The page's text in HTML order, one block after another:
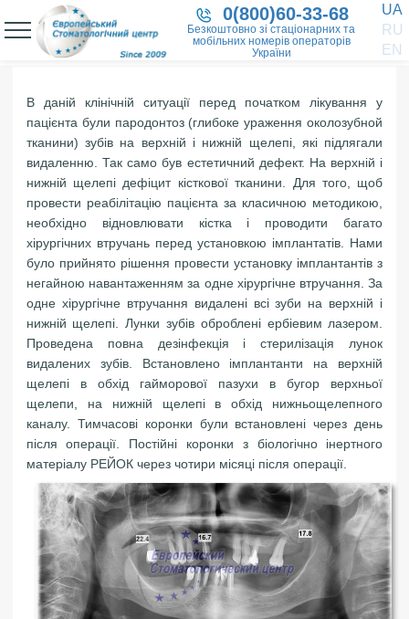
0(800)60-33-68
Безкоштовно зі стаціонарних та
мобільних номерів операторів
України
UA
RU
EN
В даній клінічній ситуації перед початком лікування у
пацієнта були пародонтоз (глибоке ураження околозубной
тканини) зубів на верхній і нижній щелепі, які підлягали
видаленню. Так само був естетичний дефект. На верхній і
нижній щелепі дефіцит кісткової тканини. Для того, щоб
провести реабілітацію пацієнта за класичною методикою,
необхідно відновлювати кістка і проводити багато
хірургічних втручань перед установкою імплантатів. Нами
було прийнято рішення провести установку імплантантів з
негайною навантаженням за одне хірургічне втручання. За
одне хірургічне втручання видалені всі зуби на верхній і
нижній щелепі. Лунки зубів оброблені ербіевим лазером.
Проведена повна дезінфекція і стерилізація лунок
видалених зубів. Встановлено імплантанти на верхній
щелепі в обхід гайморової пазухи в бугор верхньої
щелепи, на нижній щелепі в обхід нижньощелепного
каналу. Тимчасові коронки були встановлені через день
після операції. Постійні коронки з біологічно інертного
матеріалу РЕЙОК через чотири місяці після операції.